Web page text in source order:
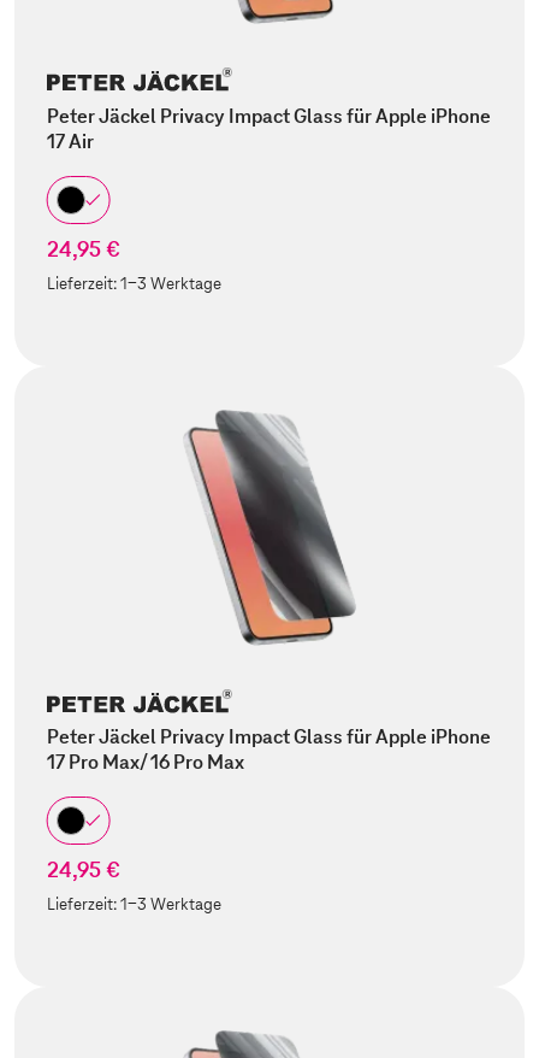
Peter Jäckel Privacy Impact Glass für Apple iPhone
17 Air
24,95 €
Lieferzeit:1-3 Werktage
Peter Jäckel Privacy Impact Glass für Apple iPhone
17 Pro Max/ 16 Pro Max
24,95 €
Lieferzeit:1-3 Werktage